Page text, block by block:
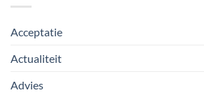
Acceptatie
Actualiteit
Advies